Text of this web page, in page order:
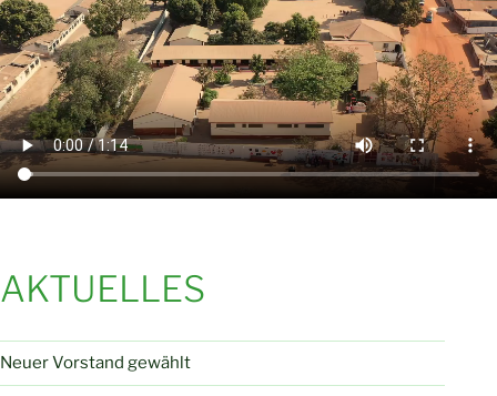
AKTUELLES
Neuer Vorstand gewählt